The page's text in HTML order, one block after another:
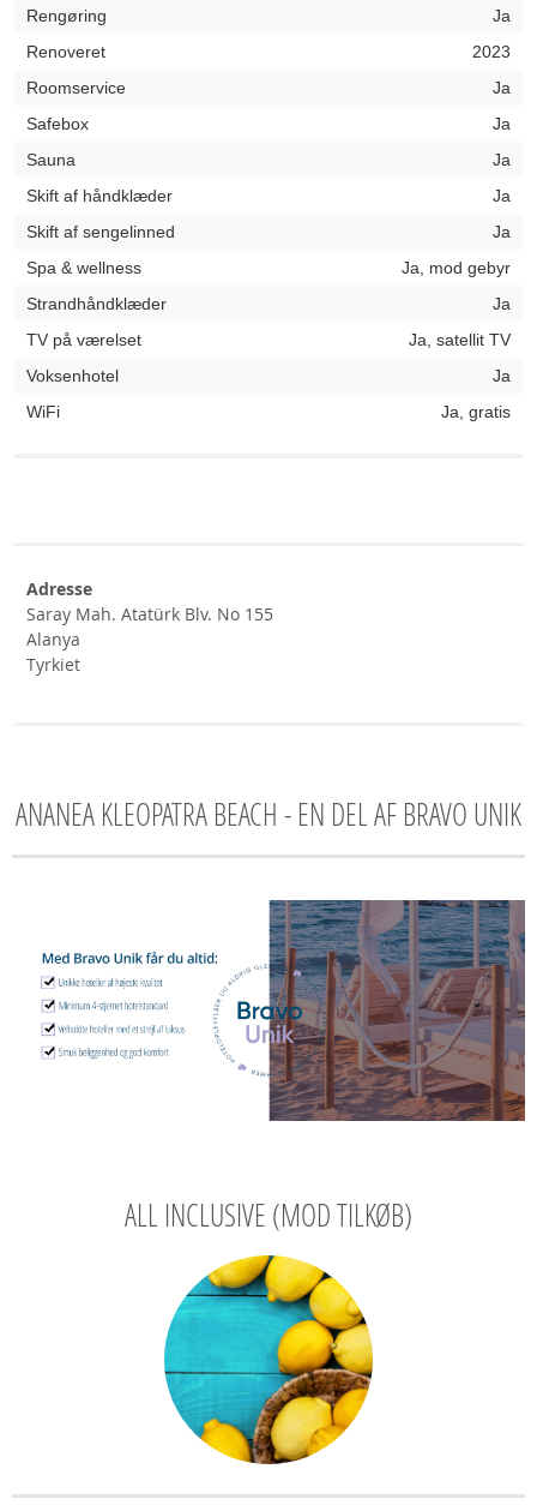
Rengøring
Ja
Renoveret
2023
Roomservice
Ja
Safebox
Ja
Sauna
Ja
Skift af håndklæder
Ja
Skift af sengelinned
Ja
Spa & wellness
Ja, mod gebyr
Strandhåndklæder
Ja
TV på værelset
Ja, satellit TV
Voksenhotel
Ja
WiFi
Ja, gratis
Adresse
Saray Mah. Atatürk Blv. No 155
Alanya
Tyrkiet
ANANEA KLEOPATRA BEACH - EN DEL AF BRAVO UNIK
ALL INCLUSIVE (MOD TILKØB)